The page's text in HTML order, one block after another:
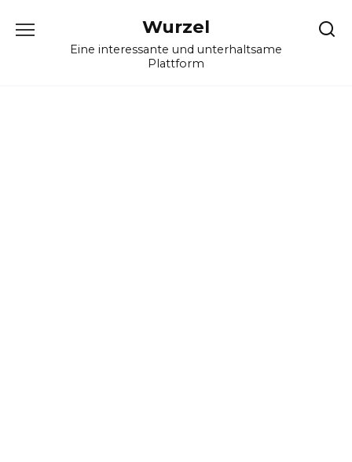
Wurzel
Eine interessante und unterhaltsame
Plattform